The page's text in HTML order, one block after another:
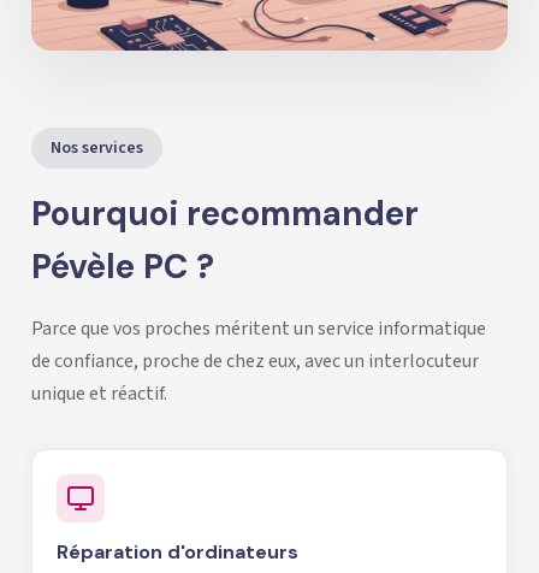
Nos services
Pourquoi recommander
Pévèle PC ?
Parce que vos proches méritent un service informatique
de confiance, proche de chez eux, avec un interlocuteur
unique et réactif.
Réparation d'ordinateurs